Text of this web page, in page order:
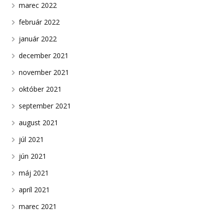
marec 2022
február 2022
január 2022
december 2021
november 2021
október 2021
september 2021
august 2021
júl 2021
jún 2021
máj 2021
apríl 2021
marec 2021